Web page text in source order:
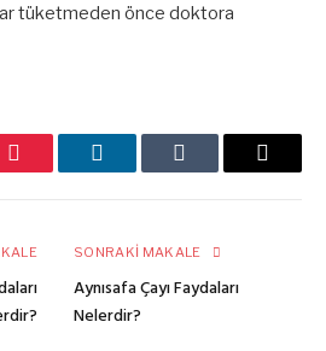
tüketmeden önce doktora
Pinterest LinkedInTumblr
E-
SONRAKI MAKALE
Aynısafa Çayı Faydaları
Nelerdir?